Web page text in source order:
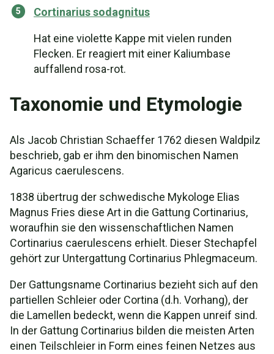
Cortinarius sodagnitus
Hat eine violette Kappe mit vielen runden
Flecken. Er reagiert mit einer Kaliumbase
auffallend rosa-rot.
Taxonomie und Etymologie
Als Jacob Christian Schaeffer 1762 diesen Waldpilz
beschrieb, gab er ihm den binomischen Namen
Agaricus caerulescens.
1838 übertrug der schwedische Mykologe Elias
Magnus Fries diese Art in die Gattung Cortinarius,
woraufhin sie den wissenschaftlichen Namen
Cortinarius caerulescens erhielt. Dieser Stechapfel
gehört zur Untergattung Cortinarius Phlegmaceum.
Der Gattungsname Cortinarius bezieht sich auf den
partiellen Schleier oder Cortina (d.h. Vorhang), der
die Lamellen bedeckt, wenn die Kappen unreif sind.
In der Gattung Cortinarius bilden die meisten Arten
einen Teilschleier in Form eines feinen Netzes aus